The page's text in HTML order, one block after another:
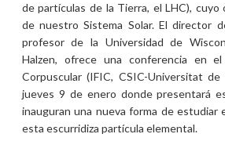
de partículas de la Tierra, el LHC),
de nuestro Sistema Solar. El director
profesor de la Universidad de
Halzen, ofrece una conferencia en
Corpuscular (IFIC, CSIC-Universitat de
jueves 9 de enero donde presentará
inauguran una nueva forma de estudiar
esta escurridiza partícula elemental.